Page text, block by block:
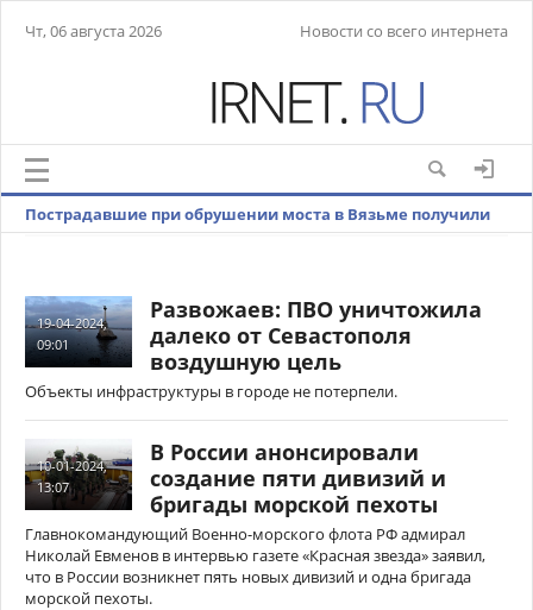
Чт, 06 августа 2026 Новости со всего интернета
Пострадавшие при обрушении моста в Вязьме получили
19-04-2024,
09:01
Развожаев: ПВО уничтожила
далеко от Севастополя
воздушную цель
Объекты инфраструктуры в городе не потерпели.
10-01-2024,
13:07
В России анонсировали
создание пяти дивизий и
бригады морской пехоты
Главнокомандующий Военно-морского флота РФ адмирал
Николай Евменов в интервью газете «Красная звезда» заявил,
что в России возникнет пять новых дивизий и одна бригада
морской пехоты.